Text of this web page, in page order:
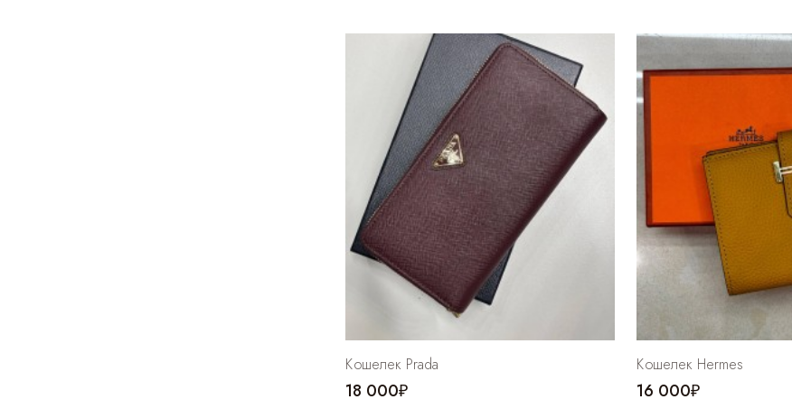
Кошелек Prada
18 000₽
Кошелек Hermes
16 000₽